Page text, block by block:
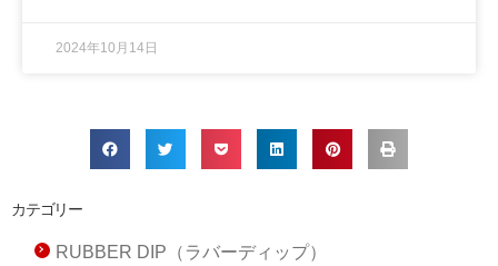
2024年10月14日
カテゴリー
RUBBER DIP（ラバーディップ）